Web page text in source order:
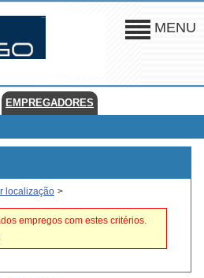
MENU
EMPREGADORES
localização >
empregos com estes critérios.
.